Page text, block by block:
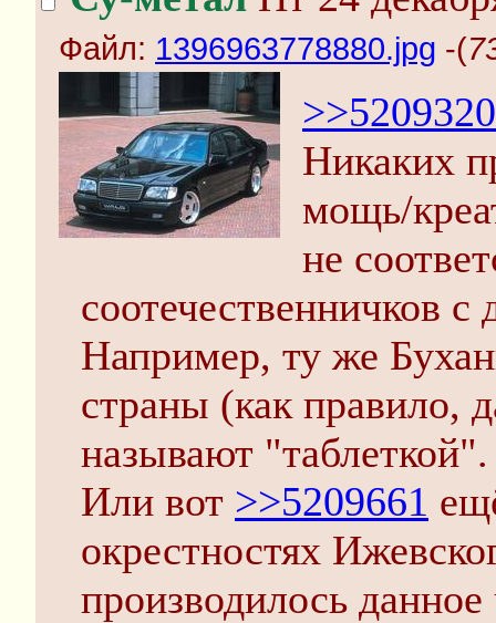
Файл: 1396963778880.jpg -(
>>5209320
Никаких
мощь/
не
соотечественничков с
Например, ту же
страны (как правило,
называют
Или вот >>5209661
окрестностях
производилось